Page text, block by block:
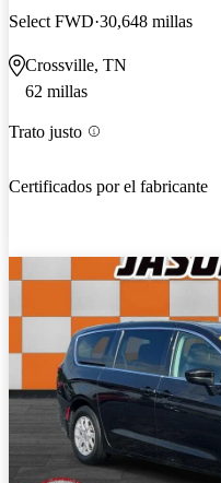
Select FWD 30,648 millas
Crossville, TN
62 millas
Trato justo
Certificados por el fabricante